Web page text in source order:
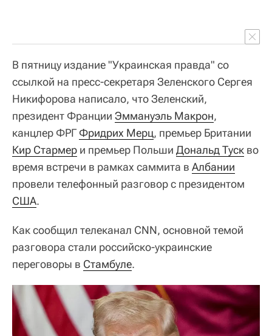
В пятницу издание "Украинская правда" со
ссылкой на пресс-секретаря Зеленского Сергея
Никифорова написало, что Зеленский,
президент Франции Эммануэль Макрон,
канцлер ФРГ Фридрих Мерц, премьер Британии
Кир Стармер и премьер Польши Дональд Туск во
время встречи в рамках саммита в Албании
провели телефонный разговор с президентом
США.
Как сообщил телеканал CNN, основной темой
разговора стали российско-украинские
переговоры в Стамбуле.